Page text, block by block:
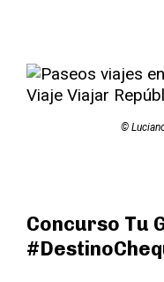
©
Concurso Tu